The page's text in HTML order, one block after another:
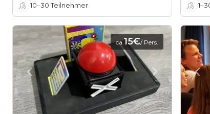
10–30Teilnehmer
ca.15€/ Pers.